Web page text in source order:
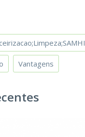
Vantagens